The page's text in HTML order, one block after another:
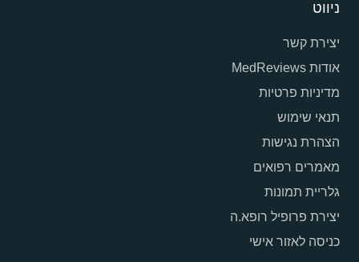
ניווט
יצירת קשר
אודות MedReviews
מדיניות פרטיות
תנאי שימוש
הצהרת נגישות
מאמרים רפואים
גלריית תמונות
יצירת פרופיל רופא.ה
כניסה לאזור אישי